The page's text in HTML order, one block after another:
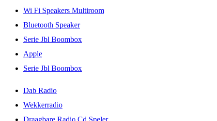
Wi Fi Speakers Multiroom
Bluetooth Speaker
Serie Jbl Boombox
Apple
Serie Jbl Boombox
Dab Radio
Wekkerradio
Draagbare Radio Cd Speler